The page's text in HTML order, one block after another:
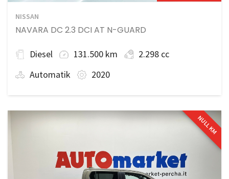
NISSAN
NAVARA DC 2.3 DCI AT N-GUARD
Diesel 131.500 km
2.298 cc
Automatik
2020
NULL KM